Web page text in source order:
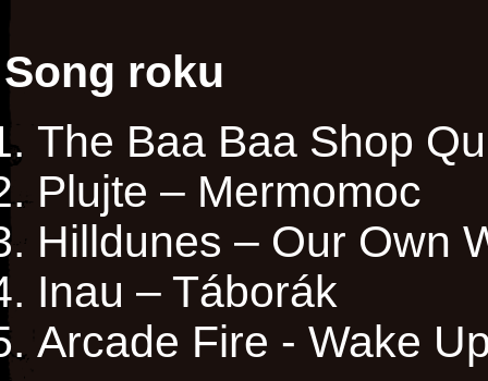
Song roku
The Baa Baa Shop
Plujte – Mermomoc
Hilldunes – Our Own
Inau – Táborák
Arcade Fire - Wake